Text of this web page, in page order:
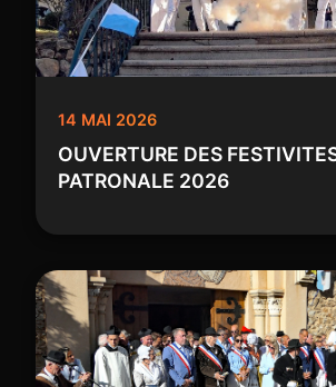
14 MAI 2026
OUVERTURE DES
PATRONALE 2026